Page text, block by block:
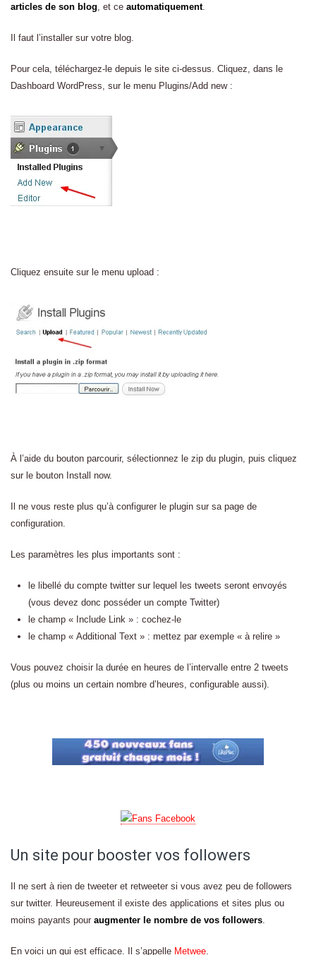
articles de son blog , et ce automatiquement.
Il faut l’installer sur votre blog.
Pour cela, téléchargez-le depuis le site ci-dessus. Cliquez, dans le
Dashboard WordPress, sur le menu Plugins/Add new :
Cliquez ensuite sur le menu upload :
À l’aide du bouton parcourir, sélectionnez le zip du plugin, puis cliquez
sur le bouton Install now.
Il ne vous reste plus qu’à configurer le plugin sur sa page de
configuration.
Les paramètres les plus importants sont :
le libellé du compte twitter sur lequel les tweets seront envoyés
(vous devez donc posséder un compte Twitter)
le champ « Include Link » : cochez-le
le champ « Additional Text » : mettez par exemple « à relire »
Vous pouvez choisir la durée en heures de l’intervalle entre 2 tweets
(plus ou moins un certain nombre d’heures, configurable aussi).
Un site pour booster vos followers
Il ne sert à rien de tweeter et retweeter si vous avez peu de followers
sur twitter. Heureusement il existe des applications et sites plus ou
moins payants pour augmenter le nombre de vos followers.
En voici un qui est efficace. Il s’appelle Metwee.